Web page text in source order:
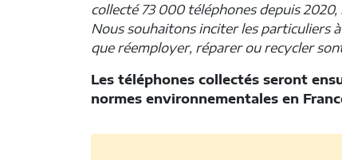
collecté 73 000 téléphones depuis
Nous souhaitons inciter les particuliers
que réemployer, réparer ou recycler
Les téléphones collectés seront
normes environnementales en